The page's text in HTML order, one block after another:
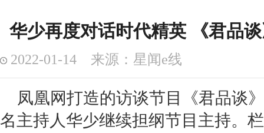
华少再度对话时代精英 《君品
2022-01-14 来源：星闻e线
凤凰网打造的访谈节目《君品谈
名主持人华少继续担纲节目主持。